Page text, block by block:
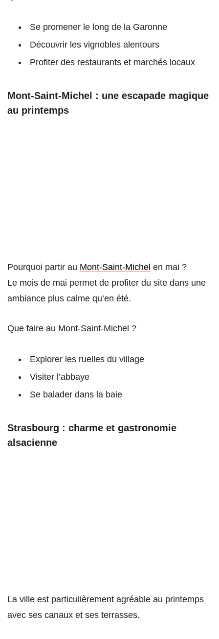
Se promener le long de la Garonne
Découvrir les vignobles alentours
Profiter des restaurants et marchés locaux
Mont-Saint-Michel : une escapade magique
au printemps
Pourquoi partir au Mont-Saint-Michel en mai ?
Le mois de mai permet de profiter du site dans une
ambiance plus calme qu’en été.
Que faire au Mont-Saint-Michel ?
Explorer les ruelles du village
Visiter l’abbaye
Se balader dans la baie
Strasbourg : charme et gastronomie
alsacienne
La ville est particulièrement agréable au printemps
avec ses canaux et ses terrasses.